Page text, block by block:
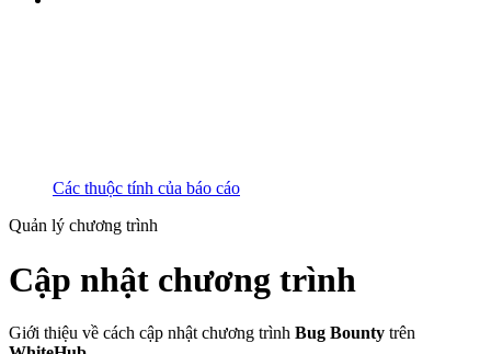
Các thuộc tính của báo cáo
Quản lý chương trình
Cập nhật chương trình
Giới thiệu về cách cập nhật chương trình Bug Bounty trên